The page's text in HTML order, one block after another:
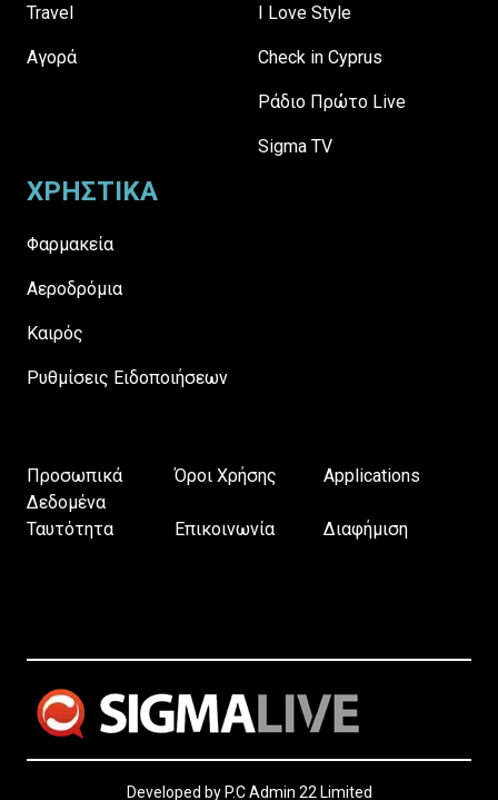
Travel
Αγορά
I Love Style
Check in Cyprus
Ράδιο Πρώτο Live
Sigma TV
ΧΡΗΣΤΙΚΑ
Φαρμακεία
Αεροδρόμια
Καιρός
Ρυθμίσεις Ειδοποιήσεων
Προσωπικά
Δεδομένα
Όροι Χρήσης Applications
Ταυτότητα Επικοινωνία Διαφήμιση
Developed by P.C Admin 22 Limited